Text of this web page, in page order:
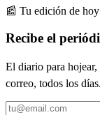
📰 Tu edición de hoy
Recibe el
El diario para
correo, todos los